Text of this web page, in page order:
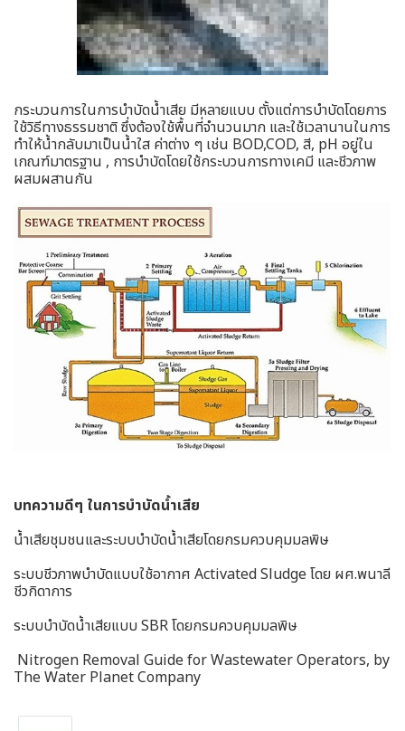
กระบวนการในการบำบัดน้ำเสีย มีหลายแบบ ตั้งแต่การบำบัดโดยการ
ใช้วิธีทางธรรมชาติ ซึ่งต้องใช้พื้นที่จำนวนมาก และใช้เวลานานในการ
ทำให้น้ำกลับมาเป็นน้ำใส ค่าต่าง ๆ เช่น BOD,COD, สี, pH อยู่ใน
เกณฑ์มาตรฐาน , การบำบัดโดยใช้กระบวนการทางเคมี และชีวภาพ
ผสมผสานกัน
บทความดีๆ ในการบำบัดน้ำเสีย
น้ำเสียชุมชนและระบบบำบัดน้ำเสียโดยกรมควบคุมมลพิษ
ระบบชีวภาพบำบัดแบบใช้อากาศ Activated Sludge โดย ผศ.พนาลี
ชีวกิดาการ
ระบบบำบัดน้ำเสียแบบ SBR โดยกรมควบคุมมลพิษ
Nitrogen Removal Guide for Wastewater Operators, by
The Water Planet Company